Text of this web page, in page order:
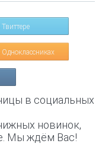
Твиттере
Одноклассниках
в социальных
новинок,
Мы ждём Вас!